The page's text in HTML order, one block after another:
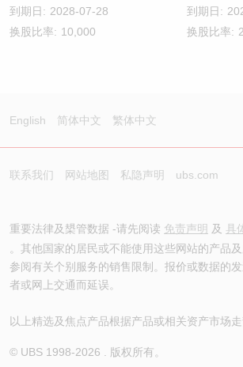
到期日: 2028-07-28
换股比率: 10,000
到期日:
换股比率:
English 简体中文 繁体中文
联系我们 网站地图 私隐声明 ubs.com
重要法律及槼管数据 -请先阅读 免责声明 及 具
。其他国家的居民或不能使用这些网站的产品
参阅有关个别服务的销售限制。报价或数据的
者或网上交通而延误。
以上精选及焦点产品根据产品或相关资产市场
© UBS 1998-2026 . 版权所有。